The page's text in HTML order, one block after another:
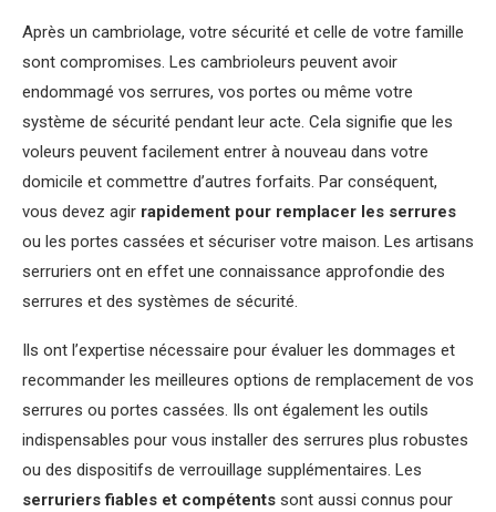
Après un cambriolage, votre sécurité et celle de votre famille
sont compromises. Les cambrioleurs peuvent avoir
endommagé vos serrures, vos portes ou même votre
système de sécurité pendant leur acte. Cela signifie que les
voleurs peuvent facilement entrer à nouveau dans votre
domicile et commettre d’autres forfaits. Par conséquent,
vous devez agir rapidement pour remplacer les serrures
ou les portes cassées et sécuriser votre maison. Les artisans
serruriers ont en effet une connaissance approfondie des
serrures et des systèmes de sécurité.
Ils ont l’expertise nécessaire pour évaluer les dommages et
recommander les meilleures options de remplacement de vos
serrures ou portes cassées. Ils ont également les outils
indispensables pour vous installer des serrures plus robustes
ou des dispositifs de verrouillage supplémentaires. Les
serruriers fiables et compétents sont aussi connus pour